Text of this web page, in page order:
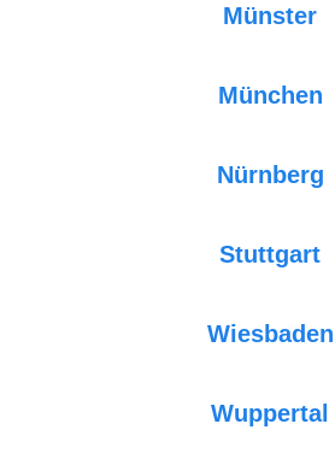
Münster
München
Nürnberg
Stuttgart
Wiesbaden
Wuppertal